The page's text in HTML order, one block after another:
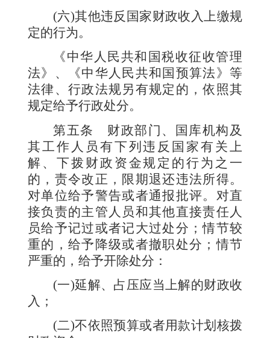
(六)其他违反国家财政收入上缴规
定的行为。
《中华人民共和国税收征收管理
法》、《中华人民共和国预算法》等
法律、行政法规另有规定的，依照其
规定给予行政处分。
第五条 财政部门、国库机构及
其工作人员有下列违反国家有关上
解、下拨财政资金规定的行为之一
的，责令改正，限期退还违法所得。
对单位给予警告或者通报批评。对直
接负责的主管人员和其他直接责任人
员给予记过或者记大过处分；情节较
重的，给予降级或者撤职处分；情节
严重的，给予开除处分：
(一)延解、占压应当上解的财政收
入；
(二)不依照预算或者用款计划核拨